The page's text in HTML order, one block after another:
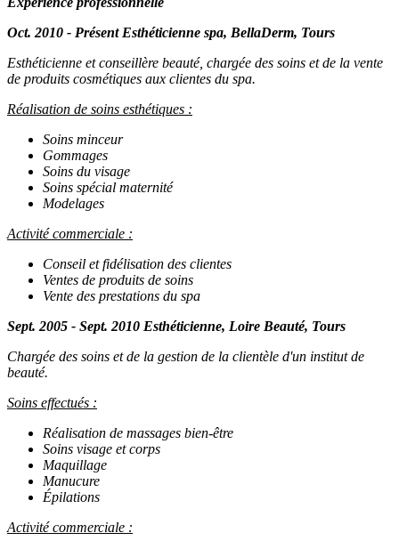
Oct. 2010 - Présent Esthéticienne spa, BellaDerm, Tours
Esthéticienne et conseillère beauté, chargée des soins et de la vente
de produits cosmétiques aux clientes du spa.
Réalisation de soins esthétiques :
Soins minceur
Gommages
Soins du visage
Soins spécial maternité
Modelages
Activité commerciale :
Conseil et fidélisation des clientes
Ventes de produits de soins
Vente des prestations du spa
Sept. 2005 - Sept. 2010 Esthéticienne, Loire Beauté, Tours
Chargée des soins et de la gestion de la clientèle d'un institut de
beauté.
Soins effectués :
Réalisation de massages bien-être
Soins visage et corps
Maquillage
Manucure
Épilations
Activité commerciale :